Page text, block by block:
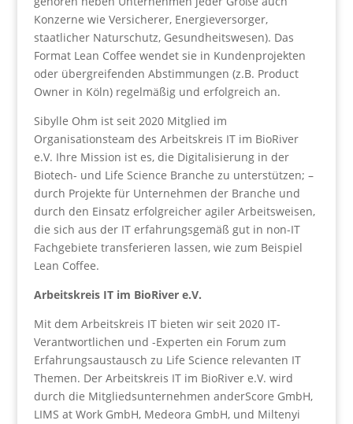
Konzerne wie Versicherer, Energieversorger,
staatlicher Naturschutz, Gesundheitswesen). Das
Format Lean Coffee wendet sie in Kundenprojekten
oder übergreifenden Abstimmungen (z.B. Product
Owner in Köln) regelmäßig und erfolgreich an.
Sibylle Ohm ist seit 2020 Mitglied im
Organisationsteam des Arbeitskreis IT im BioRiver
e.V. Ihre Mission ist es, die Digitalisierung in der
Biotech- und Life Science Branche zu unterstützen; –
durch Projekte für Unternehmen der Branche und
durch den Einsatz erfolgreicher agiler Arbeitsweisen,
die sich aus der IT erfahrungsgemäß gut in non-IT
Fachgebiete transferieren lassen, wie zum Beispiel
Lean Coffee.
Arbeitskreis IT im BioRiver e.V.
Mit dem Arbeitskreis IT bieten wir seit 2020 IT-
Verantwortlichen und -Experten ein Forum zum
Erfahrungsaustausch zu Life Science relevanten IT
Themen. Der Arbeitskreis IT im BioRiver e.V. wird
durch die Mitgliedsunternehmen anderScore GmbH,
LIMS at Work GmbH, Medeora GmbH, und Miltenyi